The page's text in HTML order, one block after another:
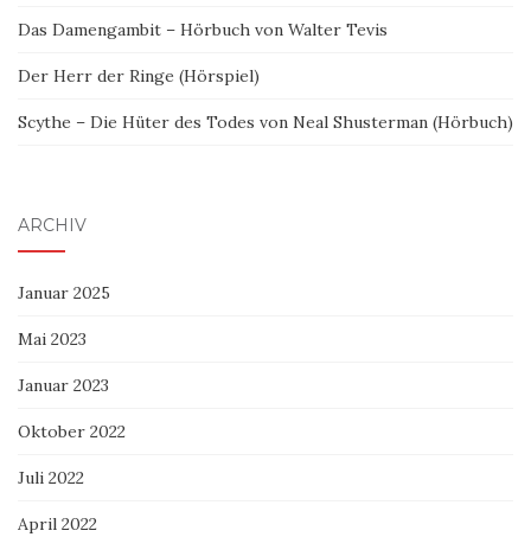
Das Damengambit – Hörbuch von Walter Tevis
Der Herr der Ringe (Hörspiel)
Scythe – Die Hüter des Todes von Neal Shusterman (Hörbuch)
ARCHIV
Januar 2025
Mai 2023
Januar 2023
Oktober 2022
Juli 2022
April 2022